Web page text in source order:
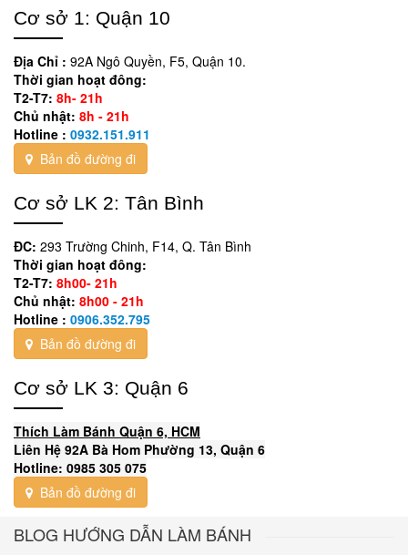
Cơ sở 1: Quận 10
Địa Chỉ : 92A Ngô Quyền, F5, Quận 10.
Thời gian hoạt đông:
T2-T7: 8h- 21h
Chủ nhật: 8h - 21h
Hotline : 0932.151.911
Bản đồ đường đi
Cơ sở LK 2: Tân Bình
ĐC: 293 Trường Chinh, F14, Q. Tân Bình
Thời gian hoạt đông:
T2-T7: 8h00- 21h
Chủ nhật: 8h00 - 21h
Hotline : 0906.352.795
Bản đồ đường đi
Cơ sở LK 3: Quận 6
Thích Làm Bánh Quận 6, HCM
Liên Hệ 92A Bà Hom Phường 13, Quận 6
Hotline: 0985 305 075
Bản đồ đường đi
BLOG HƯỚNG DẪN LÀM BÁNH